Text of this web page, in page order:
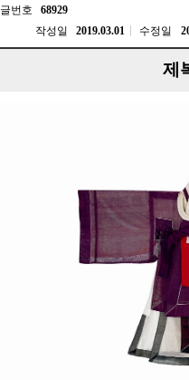
글번호
68929
작성일
2019.03.01 수정일
제